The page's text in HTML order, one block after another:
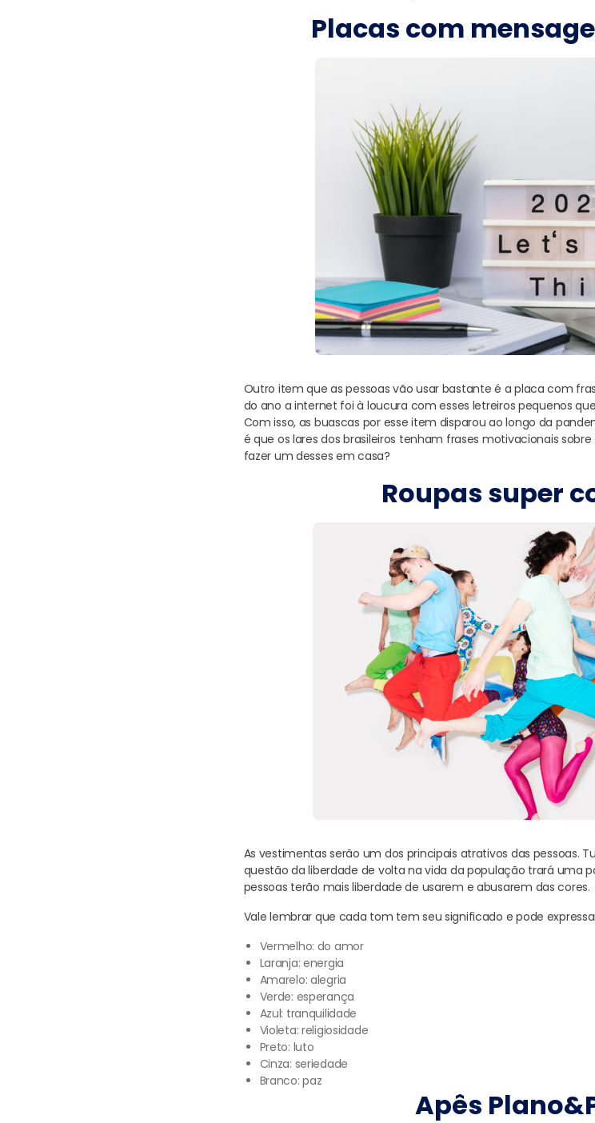
Placas com
Outro item que as pessoas vão usar bastante é a placa com
do ano a internet foi à loucura com esses letreiros pequenos
Com isso, as buascas por esse item disparou ao longo da
é que os lares dos brasileiros tenham frases motivacionais
fazer um desses em casa?
Roupas super
As vestimentas serão um dos principais atrativos das pessoas.
questão da liberdade de volta na vida da população trará uma
pessoas terão mais liberdade de usarem e abusarem das cores.
Vale lembrar que cada tom tem seu significado e pode
Vermelho: do amor
Laranja: energia
Amarelo: alegria
Verde: esperança
Azul: tranquilidade
Violeta: religiosidade
Preto: luto
Cinza: seriedade
Branco: paz
Apês